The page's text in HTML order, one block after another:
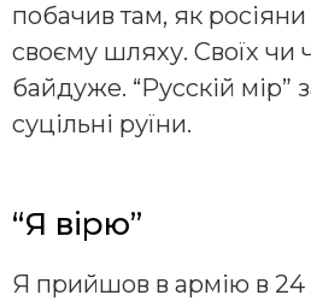
побачив там, як
своєму шляху. Своїх чи
байдуже. “Русскій мір”
суцільні руїни.
“Я вірю”
Я прийшов в армію в